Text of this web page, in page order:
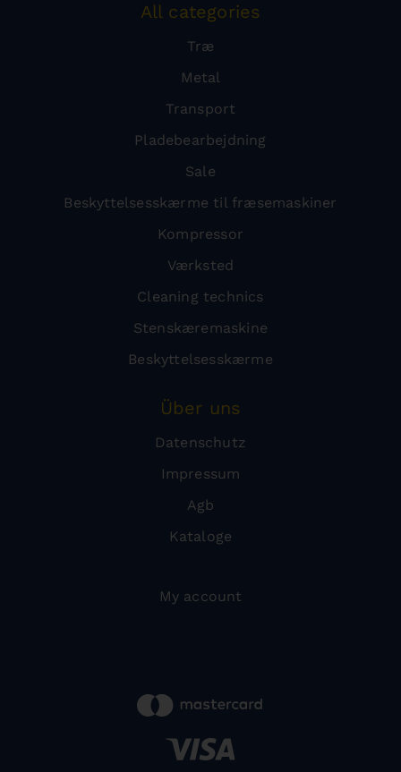
All categories
Træ
Metal
Transport
Pladebearbejdning
Sale
Beskyttelsesskærme til fræsemaskiner
Kompressor
Værksted
Cleaning technics
Stenskæremaskine
Beskyttelsesskærme
Über uns
Datenschutz
Impressum
Agb
Kataloge
My account